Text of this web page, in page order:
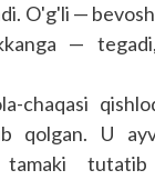
O'g'li —
—
chaqasi
qolgan. U
tamaki